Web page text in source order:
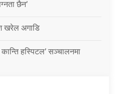
छैन’
खरेल अगाडि
कान्ति हस्पिटल’ सञ्चालनमा